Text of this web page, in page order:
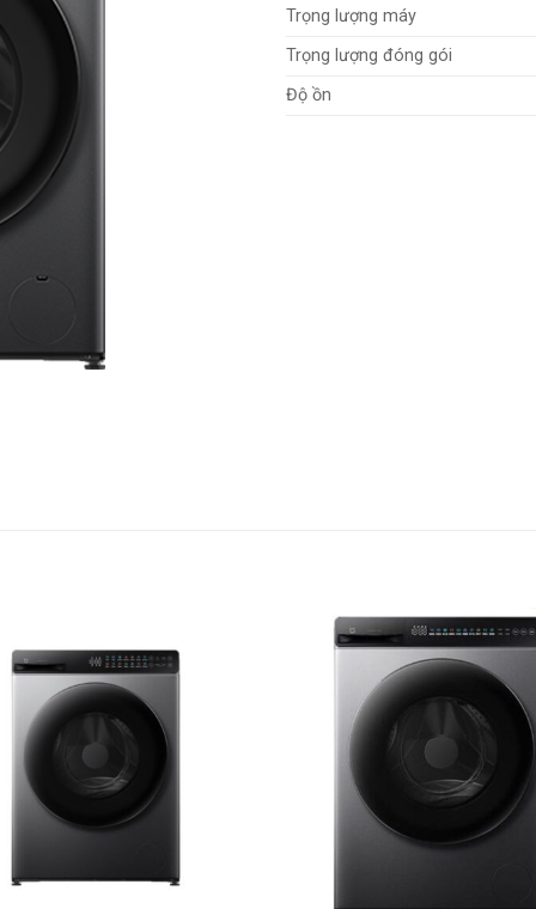
giúp giặt sạch sâu, giảm nhăn và xử lý dễ dàng các món
cặn bột giặt, mang đến trải nghiệm giặt giũ hoàn hảo hơn.
nước nhiệt độ cao, loại bỏ đến 99,99% vi khuẩn và bọ ve,
triển của vi khuẩn, giữ lồng giặt luôn sạch sẽ sau mỗi lần sử
Trọng lượng máy
Trọng lượng đóng gói
Độ ồn